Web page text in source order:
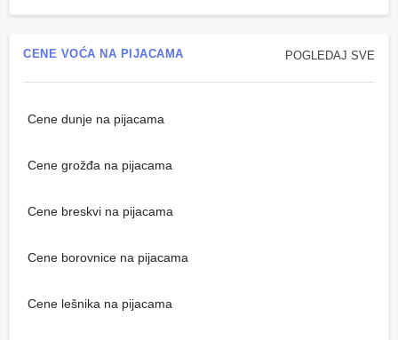
POGLEDAJ SVE
CENE VOĆA NA PIJACAMA
Cene dunje na pijacama
Cene grožđa na pijacama
Cene breskvi na pijacama
Cene borovnice na pijacama
Cene lešnika na pijacama